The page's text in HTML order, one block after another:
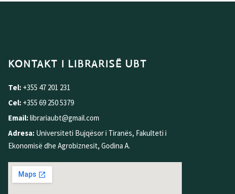
KONTAKT I LIBRARISË UBT
Tel: +355 47 201 231
Cel: +355 69 250 5379
Email:librariaubt@gmail.com
Adresa: Universiteti Bujqësor i Tiranës, Fakulteti i
Ekonomisë dhe Agrobiznesit, Godina A.